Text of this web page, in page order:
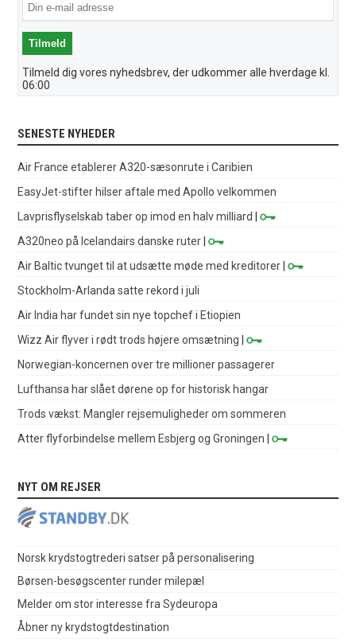
Tilmeld dig vores nyhedsbrev, der udkommer alle hverdage kl.
06:00
SENESTE NYHEDER
Air France etablerer A320-sæsonrute i Caribien
EasyJet-stifter hilser aftale med Apollo velkommen
Lavprisflyselskab taber op imod en halv milliard
|
A320neo på Icelandairs danske ruter |
Air Baltic tvunget til at udsætte møde med kreditorer |
Stockholm-Arlanda satte rekord i juli
Air India har fundet sin nye topchef i Etiopien
Wizz Air flyver i rødt trods højere omsætning |
Norwegian-koncernen over tre millioner passagerer
Lufthansa har slået dørene op for historisk hangar
Trods vækst: Mangler rejsemuligheder om sommeren
Atter flyforbindelse mellem Esbjerg og Groningen |
NYT OM REJSER
Norsk krydstogtrederi satser på personalisering
Børsen-besøgscenter runder milepæl
Melder om stor interesse fra Sydeuropa
Åbner ny krydstogtdestination